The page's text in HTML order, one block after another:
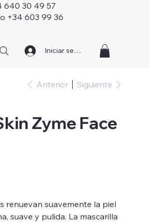
Iniciar sesión
640 30 49 57
+34 603 99 36
Anterior Siguiente
Zyme Face
renuevan suavemente la piel
suave y pulida. La mascarilla